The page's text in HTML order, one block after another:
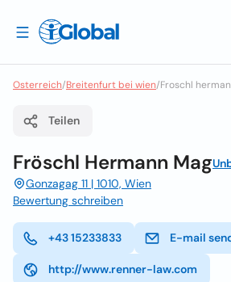
Osterreich/Breitenfurt bei wien/Froschl
Teilen
Fröschl Hermann Mag
Gonzagag 11 | 1010, Wien
Bewertung schreiben
+43 15233833 E-mail
http://www.renner-law.com